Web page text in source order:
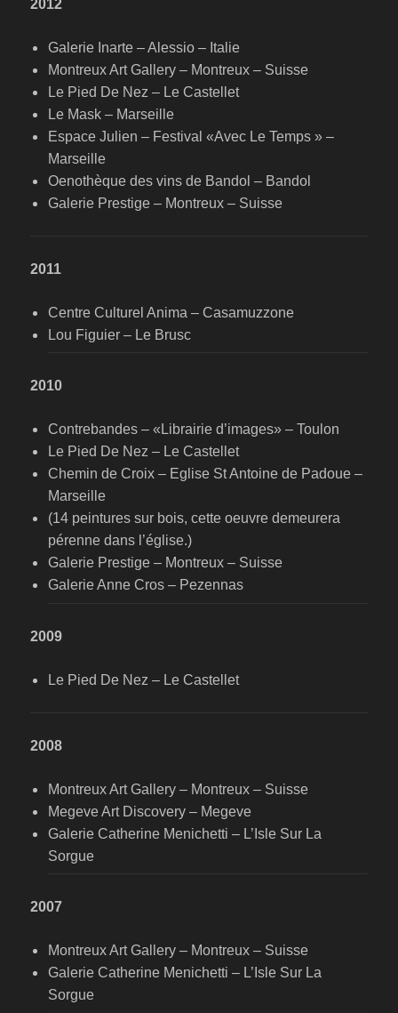
2012
Galerie Inarte – Alessio – Italie
Montreux Art Gallery – Montreux – Suisse
Le Pied De Nez – Le Castellet
Le Mask – Marseille
Espace Julien – Festival «Avec Le Temps » –
Marseille
Oenothèque des vins de Bandol – Bandol
Galerie Prestige – Montreux – Suisse
2011
Centre Culturel Anima – Casamuzzone
Lou Figuier – Le Brusc
2010
Contrebandes – «Librairie d’images» – Toulon
Le Pied De Nez – Le Castellet
Chemin de Croix – Eglise St Antoine de Padoue –
Marseille
(14 peintures sur bois, cette oeuvre demeurera
pérenne dans l’église.)
Galerie Prestige – Montreux – Suisse
Galerie Anne Cros – Pezennas
2009
Le Pied De Nez – Le Castellet
2008
Montreux Art Gallery – Montreux – Suisse
Megeve Art Discovery – Megeve
Galerie Catherine Menichetti – L’Isle Sur La
Sorgue
2007
Montreux Art Gallery – Montreux – Suisse
Galerie Catherine Menichetti – L’Isle Sur La
Sorgue